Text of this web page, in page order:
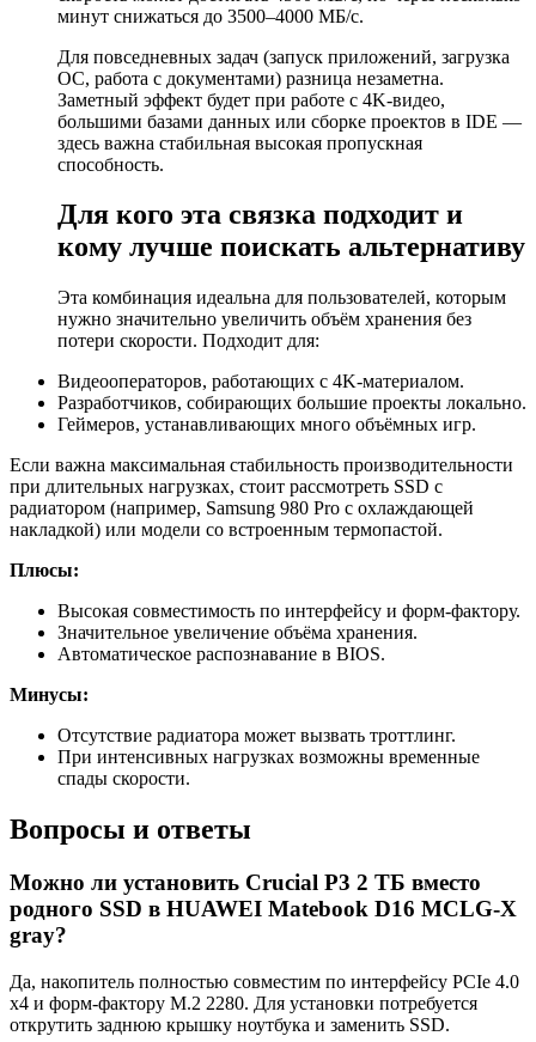
минут снижаться до 3500–4000 МБ/с.
Для повседневных задач (запуск приложений, загрузка
ОС, работа с документами) разница незаметна.
Заметный эффект будет при работе с 4K-видео,
большими базами данных или сборке проектов в IDE —
здесь важна стабильная высокая пропускная
способность.
Для кого эта связка подходит и
кому лучше поискать альтернативу
Эта комбинация идеальна для пользователей, которым
нужно значительно увеличить объём хранения без
потери скорости. Подходит для:
Видеооператоров, работающих с 4K-материалом.
Разработчиков, собирающих большие проекты локально.
Геймеров, устанавливающих много объёмных игр.
Если важна максимальная стабильность производительности
при длительных нагрузках, стоит рассмотреть SSD с
радиатором (например, Samsung 980 Pro с охлаждающей
накладкой) или модели со встроенным термопастой.
Плюсы:
Высокая совместимость по интерфейсу и форм-фактору.
Значительное увеличение объёма хранения.
Автоматическое распознавание в BIOS.
Минусы:
Отсутствие радиатора может вызвать троттлинг.
При интенсивных нагрузках возможны временные
спады скорости.
Вопросы и ответы
Можно ли установить Crucial P3 2 ТБ вместо
родного SSD в HUAWEI Matebook D16 MCLG-X
gray?
Да, накопитель полностью совместим по интерфейсу PCIe 4.0
x4 и форм-фактору M.2 2280. Для установки потребуется
открутить заднюю крышку ноутбука и заменить SSD.